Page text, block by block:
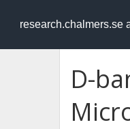
research.chalmers.se
RESEARCH
D-